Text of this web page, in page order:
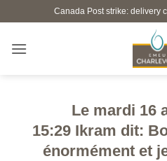
to
content
Canada Post strike: delivery
Le mardi 16
15:29 Ikram dit:
énormément et